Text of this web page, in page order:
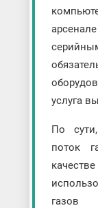
услуга
По
поток
газов